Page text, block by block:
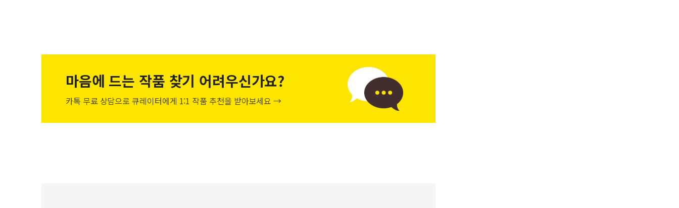
마음에 드는 작품 찾기 어려우신가요?
카톡 무료 상담으로 큐레이터에게 1:1 작품 추천을 받아보세요 →